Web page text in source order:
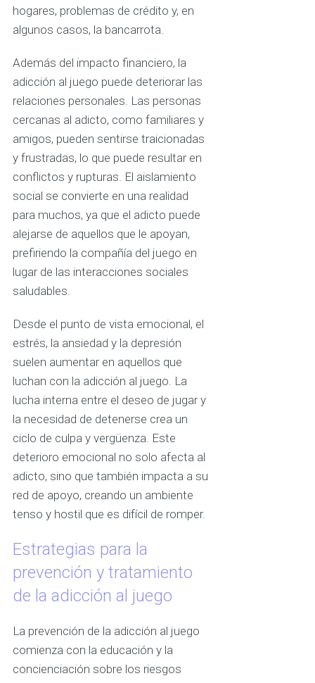
hogares, problemas de crédito y, en
algunos casos, la bancarrota.
Además del impacto financiero, la
adicción al juego puede deteriorar las
relaciones personales. Las personas
cercanas al adicto, como familiares y
amigos, pueden sentirse traicionadas
y frustradas, lo que puede resultar en
conflictos y rupturas. El aislamiento
social se convierte en una realidad
para muchos, ya que el adicto puede
alejarse de aquellos que le apoyan,
prefiriendo la compañía del juego en
lugar de las interacciones sociales
saludables.
Desde el punto de vista emocional, el
estrés, la ansiedad y la depresión
suelen aumentar en aquellos que
luchan con la adicción al juego. La
lucha interna entre el deseo de jugar y
la necesidad de detenerse crea un
ciclo de culpa y vergüenza. Este
deterioro emocional no solo afecta al
adicto, sino que también impacta a su
red de apoyo, creando un ambiente
tenso y hostil que es difícil de romper.
Estrategias para la
prevención y tratamiento
de la adicción al juego
La prevención de la adicción al juego
comienza con la educación y la
concienciación sobre los riesgos